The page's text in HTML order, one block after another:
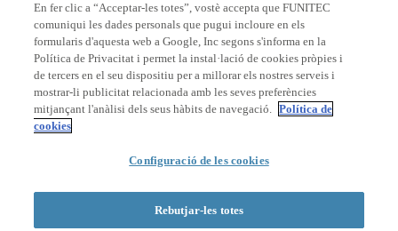
Membre de
Acreditacions
© 2026 La Salle Campus Barcelona - URL |Avís legal
Formulari de cerca
En fer clic a “Acceptar-les totes”, vostè accepta que FUNITEC
comuniqui les dades personals que pugui incloure en els
formularis d'aquesta web a Google, Inc segons s'informa en la
Política de Privacitat i permet la instal·lació de cookies pròpies i
de tercers en el seu dispositiu per a millorar els nostres serveis i
mostrar-li publicitat relacionada amb les seves preferències
mitjançant l'anàlisi dels seus hàbits de navegació. Política de
cookies
Configuració de les cookies
Rebutjar-les totes